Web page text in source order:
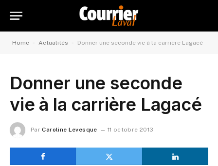
Home - Actualités - Donner une seconde vie à la carrière Lagacé
Donner une seconde
vie à la carrière Lagacé
Par Caroline Levesque 11 octobre 2013